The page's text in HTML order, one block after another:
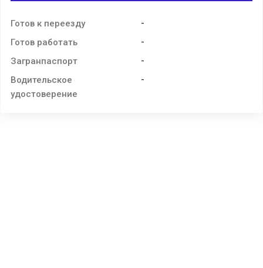
Готов к переезду -
Готов работать -
Загранпаспорт -
Водительское
удостоверение
-